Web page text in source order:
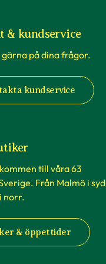
& kundservice
på dina frågor.
kundservice
till våra 63
Från Malmö i syd
norr.
& öppettider